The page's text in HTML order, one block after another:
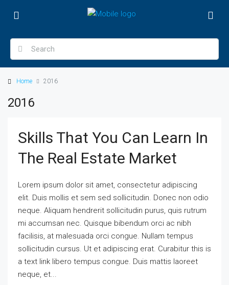
Home 2016
2016
Skills That You Can Learn In
The Real Estate Market
Lorem ipsum dolor sit amet, consectetur adipiscing
elit. Duis mollis et sem sed sollicitudin. Donec non odio
neque. Aliquam hendrerit sollicitudin purus, quis rutrum
mi accumsan nec. Quisque bibendum orci ac nibh
facilisis, at malesuada orci congue. Nullam tempus
sollicitudin cursus. Ut et adipiscing erat. Curabitur this is
a text link libero tempus congue. Duis mattis laoreet
neque, et...